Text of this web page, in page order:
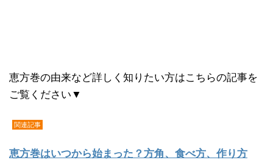
恵方巻の由来など詳しく知りたい方はこちらの記事を
ご覧ください▼
関連記事
恵方巻はいつから始まった？方角、食べ方、作り方